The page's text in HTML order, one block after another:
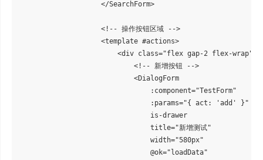
                    </SearchForm>
                    <!-- 操作按钮区域 -->
                    <template #actions>
                        <div class="flex gap-2 flex-wrap">
                            <!-- 新增按钮 -->
                            <DialogForm
                                :component="TestForm"
                                :params="{ act: 'add' }"
                                is-drawer
                                title="新增测试"
                                width="580px"
                                @ok="loadData"